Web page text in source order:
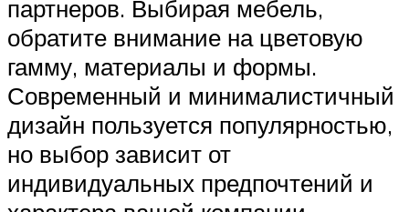
партнеров. Выбирая мебель,
обратите внимание на цветовую
гамму, материалы и формы.
Современный и минималистичный
дизайн пользуется популярностью,
но выбор зависит от
индивидуальных предпочтений и